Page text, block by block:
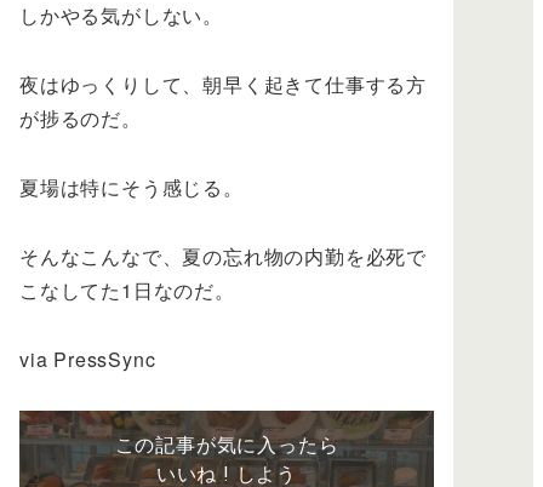
しかやる気がしない。
夜はゆっくりして、朝早く起きて仕事する方
が捗るのだ。
夏場は特にそう感じる。
そんなこんなで、夏の忘れ物の内勤を必死で
こなしてた1日なのだ。
via PressSync
この記事が気に入ったら
いいね ! しよう